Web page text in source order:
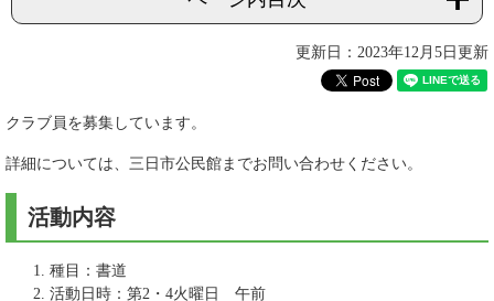
更新日：2023年12月5日更新
クラブ員を募集しています。
詳細については、三日市公民館までお問い合わせください。
活動内容
種目：書道
活動日時：第2・4火曜日 午前